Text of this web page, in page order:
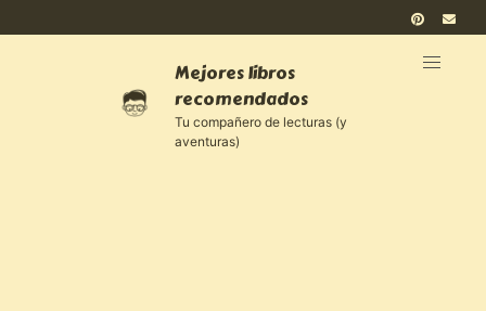
Mejores libros
recomendados
Tu compañero de lecturas (y
aventuras)